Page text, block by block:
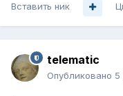
Вставить ник
telematic
Опубликовано 5